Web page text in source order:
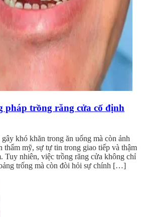
pháp trồng răng cửa cố định
khó khăn trong ăn uống mà còn ảnh
thẩm mỹ, sự tự tin trong giao tiếp và thậm
Tuy nhiên, việc trồng răng cửa không chỉ
trống mà còn đòi hỏi sự chính […]